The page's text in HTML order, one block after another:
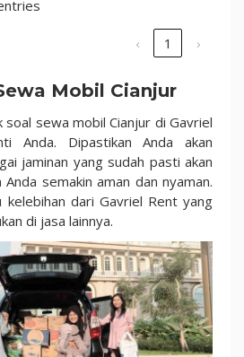
‹ 1 ›
Mobil Cianjur
soal sewa mobil Cianjur di Gavriel
Anda. Dipastikan Anda akan
jaminan yang sudah pasti akan
semakin aman dan nyaman.
kelebihan dari Gavriel Rent yang
di jasa lainnya.